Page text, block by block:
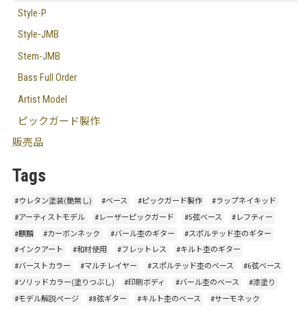
Style-P
Style-JMB
Stem-JMB
Bass Full Order
Artist Model
ピックガード製作
販売品
Tags
#ウレタン塗装(艶無し) #ベース #ピックガード製作
#ラップネイキッド
#アーティストモデル
#レーザーピックガード #5弦ベース
#レフティー
#麒麟
#カーボンネック #バール杢のギター
#スポルテッド杢のギター
#インクアート
#和材使用 #フレットレス
#キルト杢のギター
#バーストカラー
#マルチレイヤー #スポルテッド杢のベース
#6弦ベース
#ソリッドカラー(塗りつぶし)
#印刷ボディ #バール杢のベース
#漆塗り
#モデル解説ページ
#8弦ギター #キルト杢のベース
#サーモネック